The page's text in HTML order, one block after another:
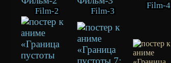
Film-2 Film-3
Film-4